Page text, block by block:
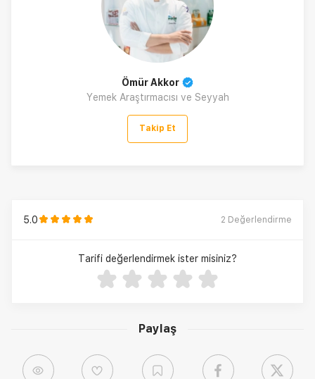
Paylaş
Ömür Akkor
Yemek Araştırmacısı ve Seyyah
Takip Et
5.0 2 Değerlendirme
Tarifi değerlendirmek ister misiniz?